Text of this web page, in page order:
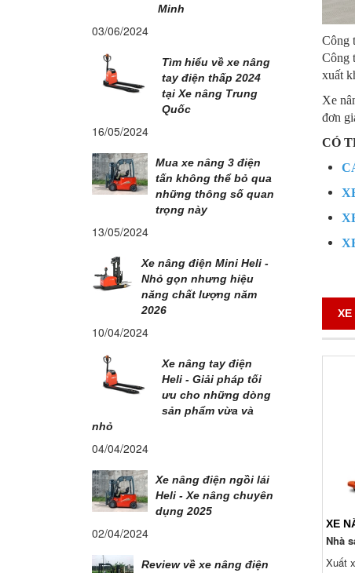
Minh
03/06/2024
Tìm hiểu về xe nâng
tay điện thấp 2024
tại Xe nâng Trung
Quốc
16/05/2024
Mua xe nâng 3 điện
tấn không thể bỏ qua
những thông số quan
trọng này
13/05/2024
Xe nâng điện Mini Heli -
Nhỏ gọn nhưng hiệu
năng chất lượng năm
2026
10/04/2024
Xe nâng tay điện
Heli - Giải pháp tối
ưu cho những dòng
sản phẩm vừa và
nhỏ
04/04/2024
Xe nâng điện ngồi lái
Heli - Xe nâng chuyên
dụng 2025
02/04/2024
Review về xe nâng điện
Công
Công
xuất
Xe
đơn
CÓ
XE
Nhà
Xuất